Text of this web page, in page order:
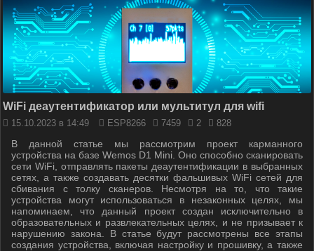
WiFi деаутентификатор или мультитул для wifi
15.10.2023 в 14:49 ESP8266 7459 2 828
В данной статье мы рассмотрим проект карманного
устройства на базе Wemos D1 Mini. Оно способно сканировать
сети WiFi, отправлять пакеты деаутентификации в выбранных
сетях, а также создавать десятки фальшивых WiFi сетей для
сбивания с толку сканеров. Несмотря на то, что такие
устройства могут использоваться в незаконных целях, мы
напоминаем, что данный проект создан исключительно в
образовательных и развлекательных целях, и не призывает к
нарушению закона. В статье будут рассмотрены все этапы
создания устройства, включая настройку и прошивку, а также